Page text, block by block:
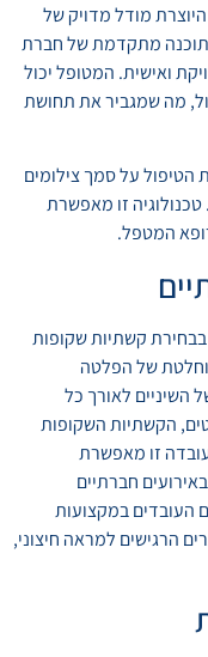
מודל מדויק של
תוכנה מתקדמת של חברת
ואישית. המטופל יכול
מה שמגביר את תחושת
על סמך צילומים
זו מאפשרת
המטפל.
קשתיות שקופות
של הפלטה
לאורך כל
הקשתיות השקופות
זו מאפשרת
חברתיים
העובדים במקצועות
הרגישים למראה חיצוני,